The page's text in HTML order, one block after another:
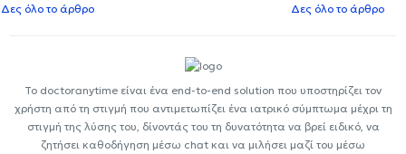
Δες όλο το άρθρο Δες όλο το άρθρο
Το doctoranytime είναι ένα end-to-end solution που υποστηρίζει τον
χρήστη από τη στιγμή που αντιμετωπίζει ένα ιατρικό σύμπτωμα μέχρι τη
στιγμή της λύσης του, δίνοντάς του τη δυνατότητα να βρεί ειδικό, να
ζητήσει καθοδήγηση μέσω chat και να μιλήσει μαζί του μέσω